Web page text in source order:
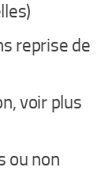
reprise de
voir plus
ou non